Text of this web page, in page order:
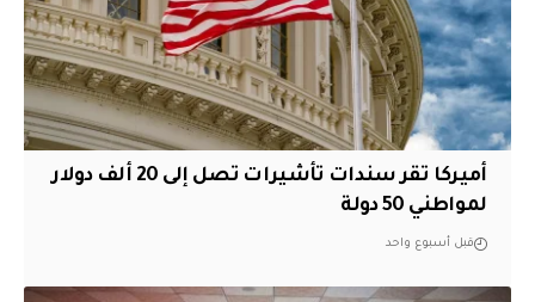
أميركا تقر سندات تأشيرات تصل إلى 20 ألف دولار
لمواطني 50 دولة
قبل أسبوع واحد